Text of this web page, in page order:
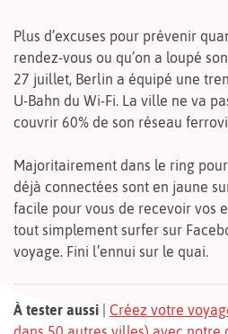
Plus d’excuses pour prévenir
rendez-vous ou qu’on a loupé
27 juillet, Berlin a équipé une
U-Bahn du Wi-Fi. La ville ne va
couvrir 60% de son réseau
Majoritairement dans le ring
déjà connectées sont en jaune
facile pour vous de recevoir vos
tout simplement surfer sur
voyage. Fini l’ennui sur le quai.
À tester aussi
Créez votre